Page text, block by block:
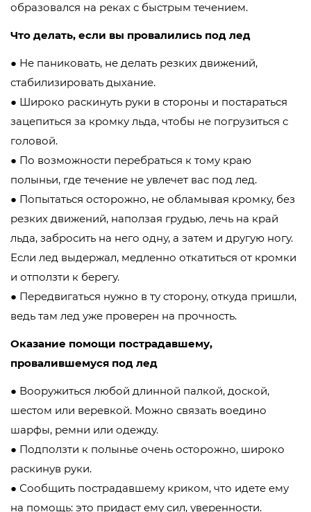
образовался на реках с быстрым течением.
Что делать, если вы провалились под лед
● Не паниковать, не делать резких движений,
стабилизировать дыхание.
● Широко раскинуть руки в стороны и постараться
зацепиться за кромку льда, чтобы не погрузиться с
головой.
● По возможности перебраться к тому краю
полыньи, где течение не увлечет вас под лед.
● Попытаться осторожно, не обламывая кромку, без
резких движений, наползая грудью, лечь на край
льда, забросить на него одну, а затем и другую ногу.
Если лед выдержал, медленно откатиться от кромки
и отползти к берегу.
● Передвигаться нужно в ту сторону, откуда пришли,
ведь там лед уже проверен на прочность.
Оказание помощи пострадавшему,
провалившемуся под лед
● Вооружиться любой длинной палкой, доской,
шестом или веревкой. Можно связать воедино
шарфы, ремни или одежду.
● Подползти к полынье очень осторожно, широко
раскинув руки.
● Сообщить пострадавшему криком, что идете ему
на помощь: это придаст ему сил, уверенности.